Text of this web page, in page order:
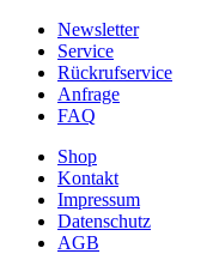
Newsletter
Service
Rückrufservice
Anfrage
FAQ
Shop
Kontakt
Impressum
Datenschutz
AGB